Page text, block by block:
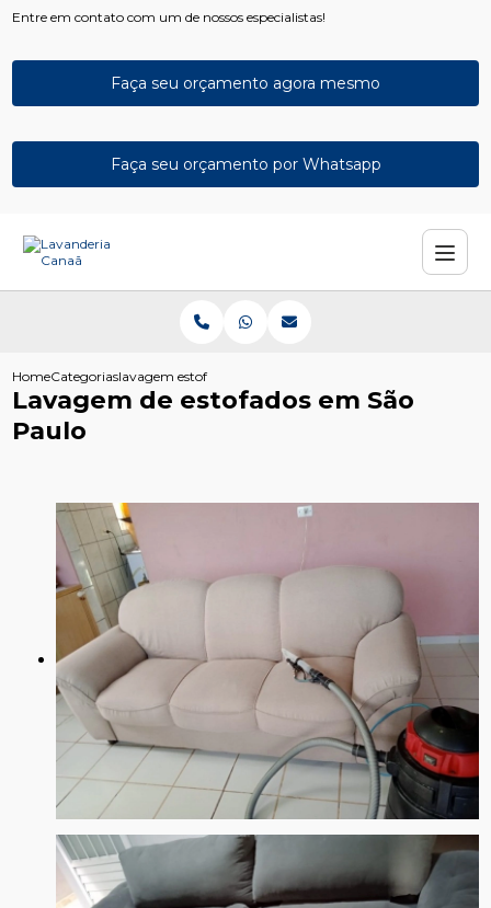
Entre em contato com um de nossos especialistas!
Faça seu orçamento agora mesmo
Faça seu orçamento por Whatsapp
HomeCategoriaslavagem estofados sao paulo
Lavagem de estofados em São
Paulo